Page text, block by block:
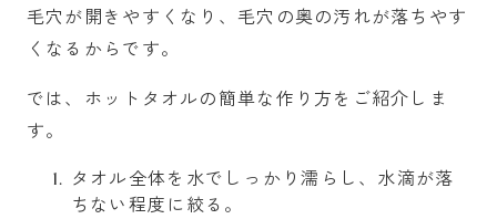
毛穴が開きやすくなり、毛穴の奥の汚れが落ちやす
くなるからです。
では、ホットタオルの簡単な作り方をご紹介しま
す。
タオル全体を水でしっかり濡らし、水滴が落
ちない程度に絞る。